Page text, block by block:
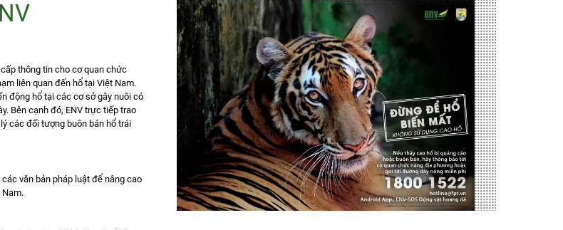
thông tin cho cơ quan chức
liên quan đến hổ tại Việt Nam.
động hổ tại các cơ sở gây nuôi có
Bên cạnh đó, ENV trực tiếp trao
các đối tượng buôn bán hổ trái
văn bản pháp luật để nâng cao